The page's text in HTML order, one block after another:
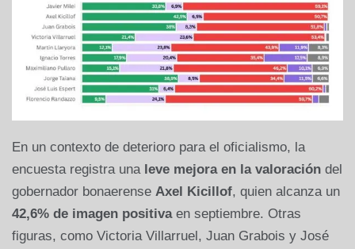
En un contexto de deterioro para el oficialismo, la
encuesta registra una leve mejora en la valoración del
gobernador bonaerense Axel Kicillof, quien alcanza un
42,6% de imagen positivaen septiembre. Otras
figuras, como Victoria Villarruel, Juan Grabois y José